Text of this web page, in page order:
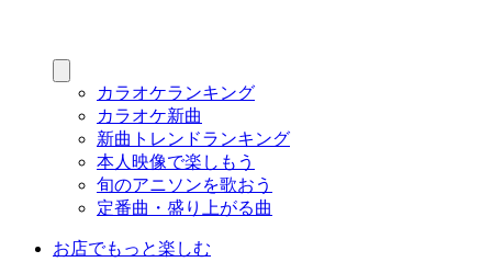
カラオケランキング
カラオケ新曲
新曲トレンドランキング
本人映像で楽しもう
旬のアニソンを歌おう
定番曲・盛り上がる曲
お店でもっと楽しむ